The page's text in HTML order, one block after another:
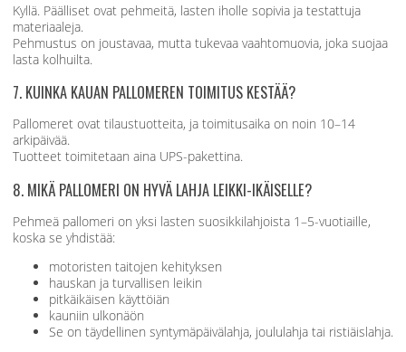
Kyllä. Päälliset ovat pehmeitä, lasten iholle sopivia ja testattuja
materiaaleja.
Pehmustus on joustavaa, mutta tukevaa vaahtomuovia, joka suojaa
lasta kolhuilta.
7. KUINKA KAUAN PALLOMEREN TOIMITUS KESTÄÄ?
Pallomeret ovat tilaustuotteita, ja toimitusaika on noin 10–14
arkipäivää.
Tuotteet toimitetaan aina UPS-pakettina.
8. MIKÄ PALLOMERI ON HYVÄ LAHJA LEIKKI-IKÄISELLE?
Pehmeä pallomeri on yksi lasten suosikkilahjoista 1–5-vuotiaille,
koska se yhdistää:
motoristen taitojen kehityksen
hauskan ja turvallisen leikin
pitkäikäisen käyttöiän
kauniin ulkonäön
Se on täydellinen syntymäpäivälahja, joululahja tai ristiäislahja.